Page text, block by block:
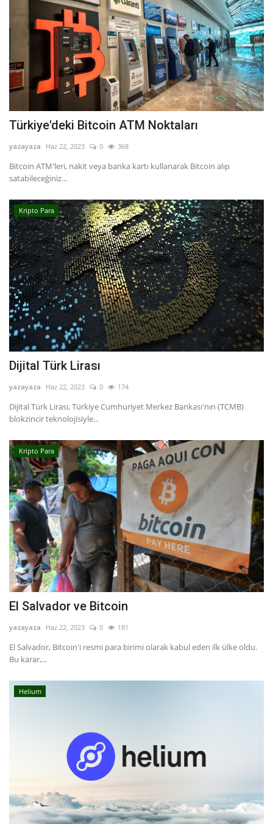
Türkiye'deki Bitcoin ATM Noktaları
yazayaza Haz 22, 2023 0 368
Bitcoin ATM'leri, nakit veya banka kartı kullanarak Bitcoin alıp
satabileceğiniz...
Kripto Para
Dijital Türk Lirası
yazayaza Haz 22, 2023 0 174
Dijital Türk Lirası, Türkiye Cumhuriyet Merkez Bankası'nın (TCMB)
blokzincir teknolojisiyle...
Kripto Para
El Salvador ve Bitcoin
yazayaza Haz 22, 2023 0 181
El Salvador, Bitcoin'i resmi para birimi olarak kabul eden ilk ülke oldu.
Bu karar,...
Helium